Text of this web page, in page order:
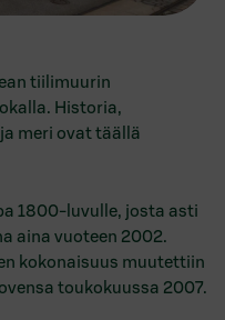
tiilimuurin
Historia,
meri ovat täällä
1800-luvulle, josta asti
aina vuoteen 2002.
kokonaisuus muutettiin
toukokuussa 2007.